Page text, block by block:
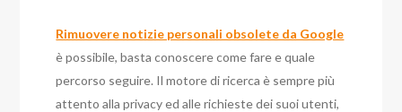
Rimuovere notizie personali obsolete da Google
è possibile, basta conoscere come fare e quale
percorso seguire. Il motore di ricerca è sempre più
attento alla privacy ed alle richieste dei suoi utenti,